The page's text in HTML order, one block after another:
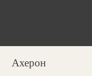
Ахерон